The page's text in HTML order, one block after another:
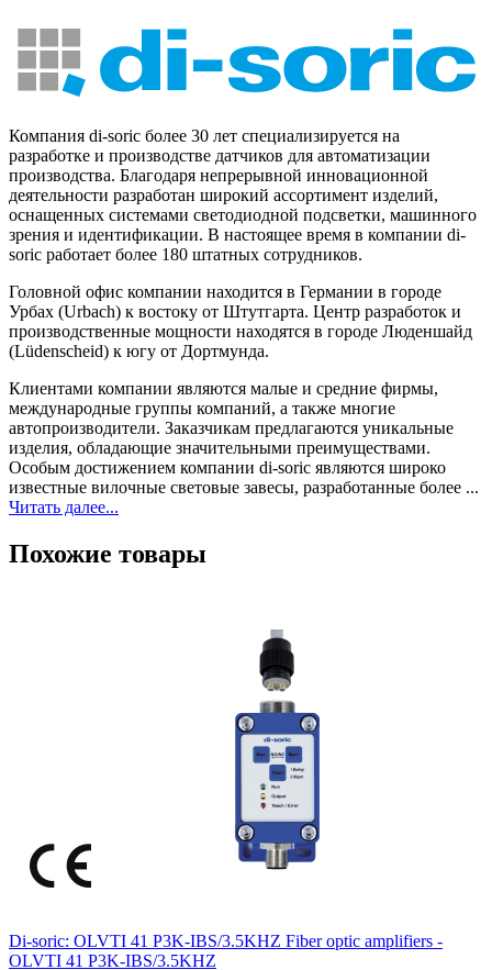
Компания di-soric более 30 лет специализируется на
разработке и производстве датчиков для автоматизации
производства. Благодаря непрерывной инновационной
деятельности разработан широкий ассортимент изделий,
оснащенных системами светодиодной подсветки, машинного
зрения и идентификации. В настоящее время в компании di-
soric работает более 180 штатных сотрудников.
Головной офис компании находится в Германии в городе
Урбах (Urbach) к востоку от Штутгарта. Центр разработок и
производственные мощности находятся в городе Люденшайд
(Lüdenscheid) к югу от Дортмунда.
Клиентами компании являются малые и средние фирмы,
международные группы компаний, а также многие
автопроизводители. Заказчикам предлагаются уникальные
изделия, обладающие значительными преимуществами.
Особым достижением компании di-soric являются широко
известные вилочные световые завесы, разработанные более ...
Читать далее...
Похожие товары
Di-soric: OLVTI 41 P3K-IBS/3.5KHZ Fiber optic amplifiers -
OLVTI 41 P3K-IBS/3.5KHZ